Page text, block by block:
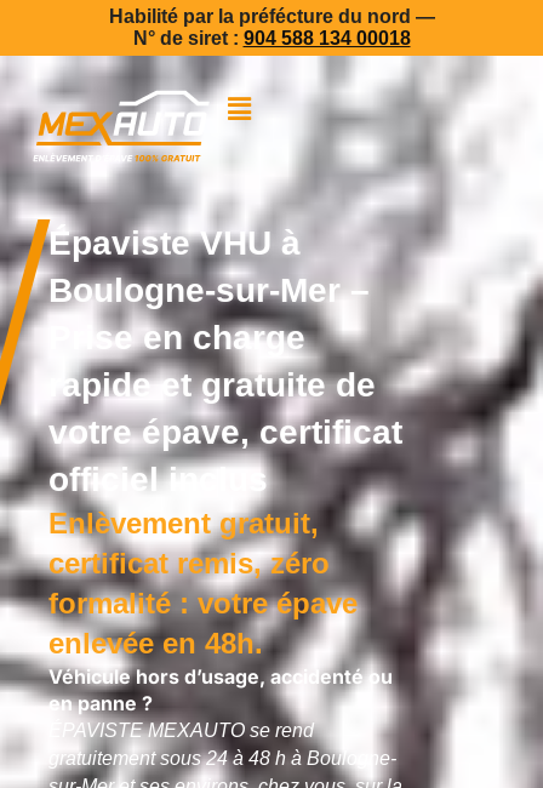
Habilité par la préfécture du nord —
N° de siret : 904 588 134 00018
Épaviste VHU à
Boulogne-sur-Mer –
Prise en charge
rapide et gratuite de
votre épave, certificat
officiel inclus
Enlèvement gratuit,
certificat remis, zéro
formalité : votre épave
enlevée en 48h.
Véhicule hors d’usage, accidenté ou
en panne ?
ÉPAVISTE MEXAUTO se rend
gratuitement sous 24 à 48 h à Boulogne-